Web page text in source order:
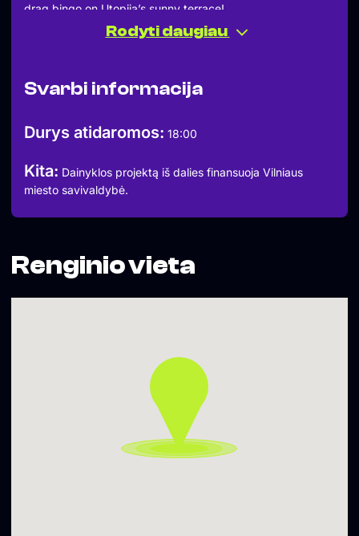
drag bingo on Utopija’s sunny terrace!
Every Tuesday this summer, the fabulous drag diva Luka
Mokka takes the stage, spinning the bingo game and
Important: this game (as well as every second Tuesday)
Register now: https://forms.gle/P4ic1zKEftYhhuEt9
each. Up to 3 cards per player, cash only at the door.
More cards = more chances to win!
Evening schedule:
18:00 — Doors open
*Dainyklos projektą iš dalies finansuoja Vilniaus miesto
savivaldybė.
Kosciuškos 1
Rodyti daugiau
Svarbi informacija
Durys atidaromos: 18:00
Kita: Dainyklos projektą iš dalies finansuoja Vilniaus
miesto savivaldybė.
Renginio vieta